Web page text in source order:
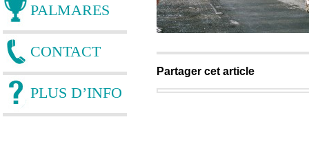
PALMARES
CONTACT
PLUS D’INFO
Partager cet article